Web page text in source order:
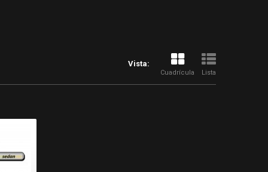
Vista:
Cuadrícula Lista